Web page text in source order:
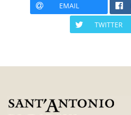
EMAIL
TWITTER